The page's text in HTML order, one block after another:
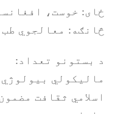
ځای: خوست،
څانګه: معالجوي
د بستونو تعداد:
مالیکولي
اسلامي ثقافت